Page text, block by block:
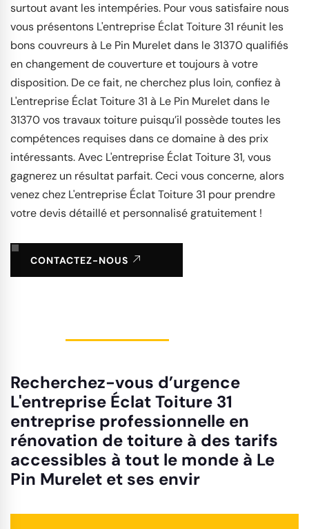
surtout avant les intempéries. Pour vous satisfaire nous
vous présentons L'entreprise Éclat Toiture 31 réunit les
bons couvreurs à Le Pin Murelet dans le 31370 qualifiés
en changement de couverture et toujours à votre
disposition. De ce fait, ne cherchez plus loin, confiez à
L'entreprise Éclat Toiture 31 à Le Pin Murelet dans le
31370 vos travaux toiture puisqu’il possède toutes les
compétences requises dans ce domaine à des prix
intéressants. Avec L'entreprise Éclat Toiture 31, vous
gagnerez un résultat parfait. Ceci vous concerne, alors
venez chez L'entreprise Éclat Toiture 31 pour prendre
votre devis détaillé et personnalisé gratuitement !
CONTACTEZ-NOUS
Recherchez-vous d’urgence
L'entreprise Éclat Toiture 31
entreprise professionnelle en
rénovation de toiture à des tarifs
accessibles à tout le monde à Le
Pin Murelet et ses envir